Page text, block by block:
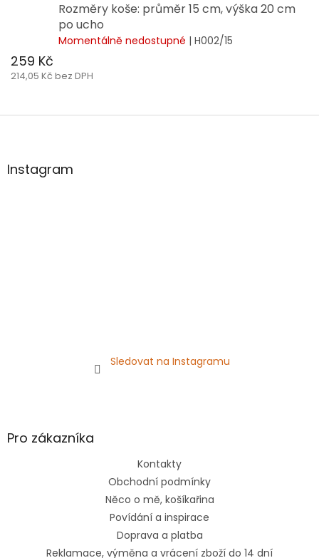
Rozměry koše: průměr 15 cm, výška 20 cm
po ucho
Momentálně nedostupné | H002/15
259 Kč
214,05 Kč bez DPH
Z
aInstagram
Sledovat na Instagramu
Pro zákazníka
Kontakty
Obchodní podmínky
Něco o mě, košíkařina
Povídání a inspirace
Doprava a platba
Reklamace, výměna a vrácení zboží do 14 dní